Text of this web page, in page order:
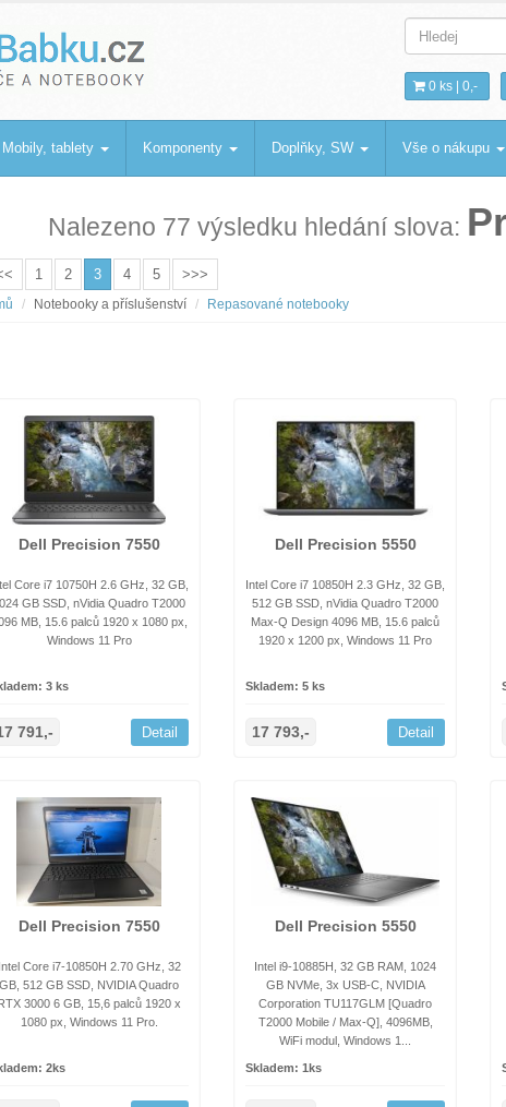
.cz
0 ks | 0,-
Mobily, tablety Komponenty Doplňky, SW Vše o nákupu
Nalezeno 77 výsledku hledání slova:
1 2 3 4 5 >>>
Notebooky a příslušenství Repasované notebooky
Dell Precision 7550
Core i7 10750H 2.6 GHz, 32 GB,
GB SSD, nVidia Quadro T2000
MB, 15.6 palců 1920 x 1080 px,
Windows 11 Pro
3 ks
791,- Detail
Dell Precision 5550
Intel Core i7 10850H 2.3 GHz, 32 GB,
512 GB SSD, nVidia Quadro T2000
Max-Q Design 4096 MB, 15.6 palců
1920 x 1200 px, Windows 11 Pro
Skladem: 5 ks
17 793,- Detail
Dell Precision 7550
Intel Core i7-10850H 2.70 GHz, 32
GB, 512 GB SSD, NVIDIA Quadro
3000 6 GB, 15,6 palců 1920 x
1080 px, Windows 11 Pro.
2ks
Dell Precision 5550
Intel i9-10885H, 32 GB RAM, 1024
GB NVMe, 3x USB-C, NVIDIA
Corporation TU117GLM [Quadro
T2000 Mobile / Max-Q], 4096MB,
WiFi modul, Windows 1...
Skladem: 1ks